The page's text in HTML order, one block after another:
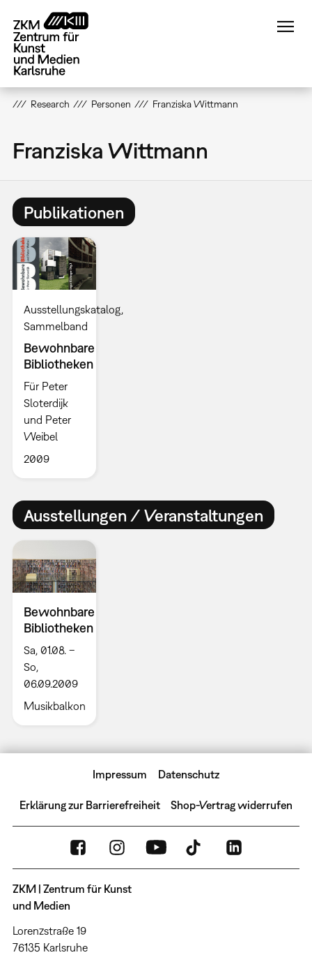
zum
Inhalt
Research Personen Franziska Wittmann
Franziska Wittmann
Publikationen
Ausstellungskatalog
Sammelband
Bewohnbare
Bibliotheken
Für Peter
Sloterdijk
und Peter
Weibel
2009
Ausstellungen / Veranstaltungen
Bewohnbare
Bibliotheken
Sa, 01.08. –
So,
06.09.2009
Musikbalkon
Impressum Datenschutz
Erklärung zur Barrierefreiheit Shop-Vertrag widerrufen
ZKM | Zentrum für Kunst
und Medien
Lorenzstraße 19
76135 Karlsruhe